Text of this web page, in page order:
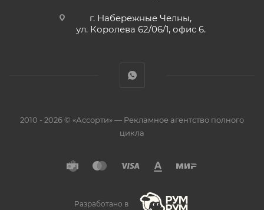
г. Набережные Челны,
ул. Королева 62/06/1, офис 6.
2010 - 2026 © «Ассорти» — Рекламное агентство полного
цикла
Разработано в